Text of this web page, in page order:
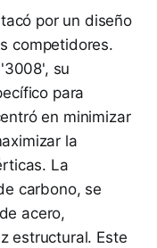
por un diseño
competidores.
su
para
en minimizar
la
La
carbono, se
acero,
estructural. Este